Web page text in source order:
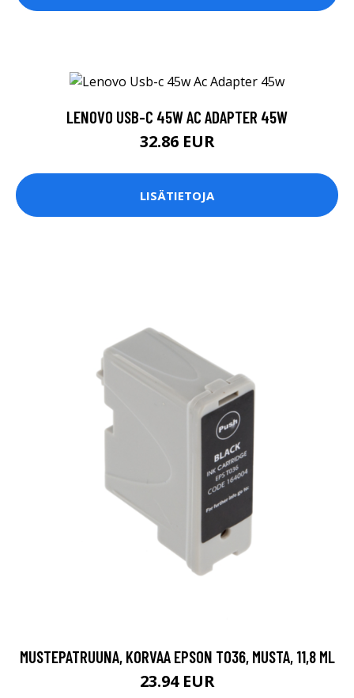
LENOVO USB-C 45W AC ADAPTER 45W
32.86 EUR
LISÄTIETOJA
MUSTEPATRUUNA, KORVAA EPSON T036, MUSTA, 11,8 ML
23.94 EUR